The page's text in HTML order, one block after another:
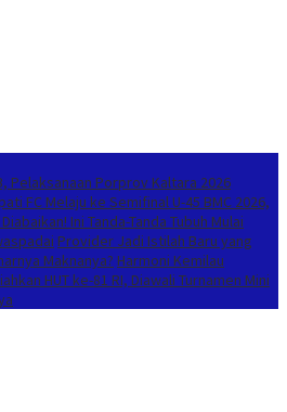
Pelaksanaan Porprov Kaltara 2026
FC Melaju ke Semifinal U-45 BMC 2026,
Ini Tanda-Tanda Tubuh Mulai
Provider Jadi Istilah Baru yang
Maknanya? Harmoni Kemilau
HUT ke-81 RI, Diawali Turnamen Mini